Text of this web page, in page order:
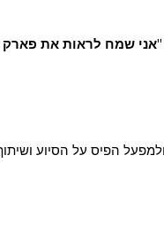
"אני שמח לראות את פארק
הפיס על הסיוע